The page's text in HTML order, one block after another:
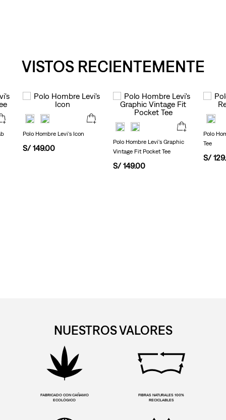
VISTOS RECIENTEMENTE
Polo Hombre Levi's Icon
S/ 149.00
Polo Hombre Levi's Graphic
Vintage Fit Pocket Tee
S/ 149.00
Polo
Tee
S/ 129.
NUESTROS VALORES
FABRICADO CON CAÑAMO
ECOLÓGICO
FIBRAS NATURALES 100%
RECICLABLES